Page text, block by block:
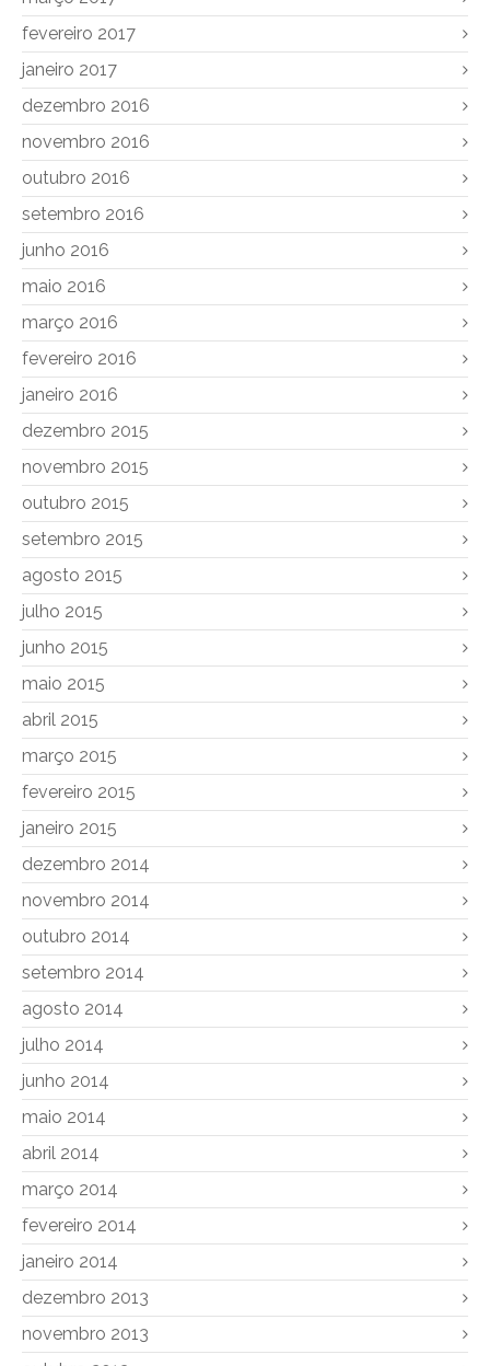
fevereiro 2017
janeiro 2017
dezembro 2016
novembro 2016
outubro 2016
setembro 2016
junho 2016
maio 2016
março 2016
fevereiro 2016
janeiro 2016
dezembro 2015
novembro 2015
outubro 2015
setembro 2015
agosto 2015
julho 2015
junho 2015
maio 2015
abril 2015
março 2015
fevereiro 2015
janeiro 2015
dezembro 2014
novembro 2014
outubro 2014
setembro 2014
agosto 2014
julho 2014
junho 2014
maio 2014
abril 2014
março 2014
fevereiro 2014
janeiro 2014
dezembro 2013
novembro 2013